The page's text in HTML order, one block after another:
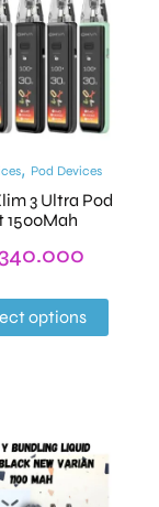
, Pod Devices
3 Ultra Pod
1500Mah
options